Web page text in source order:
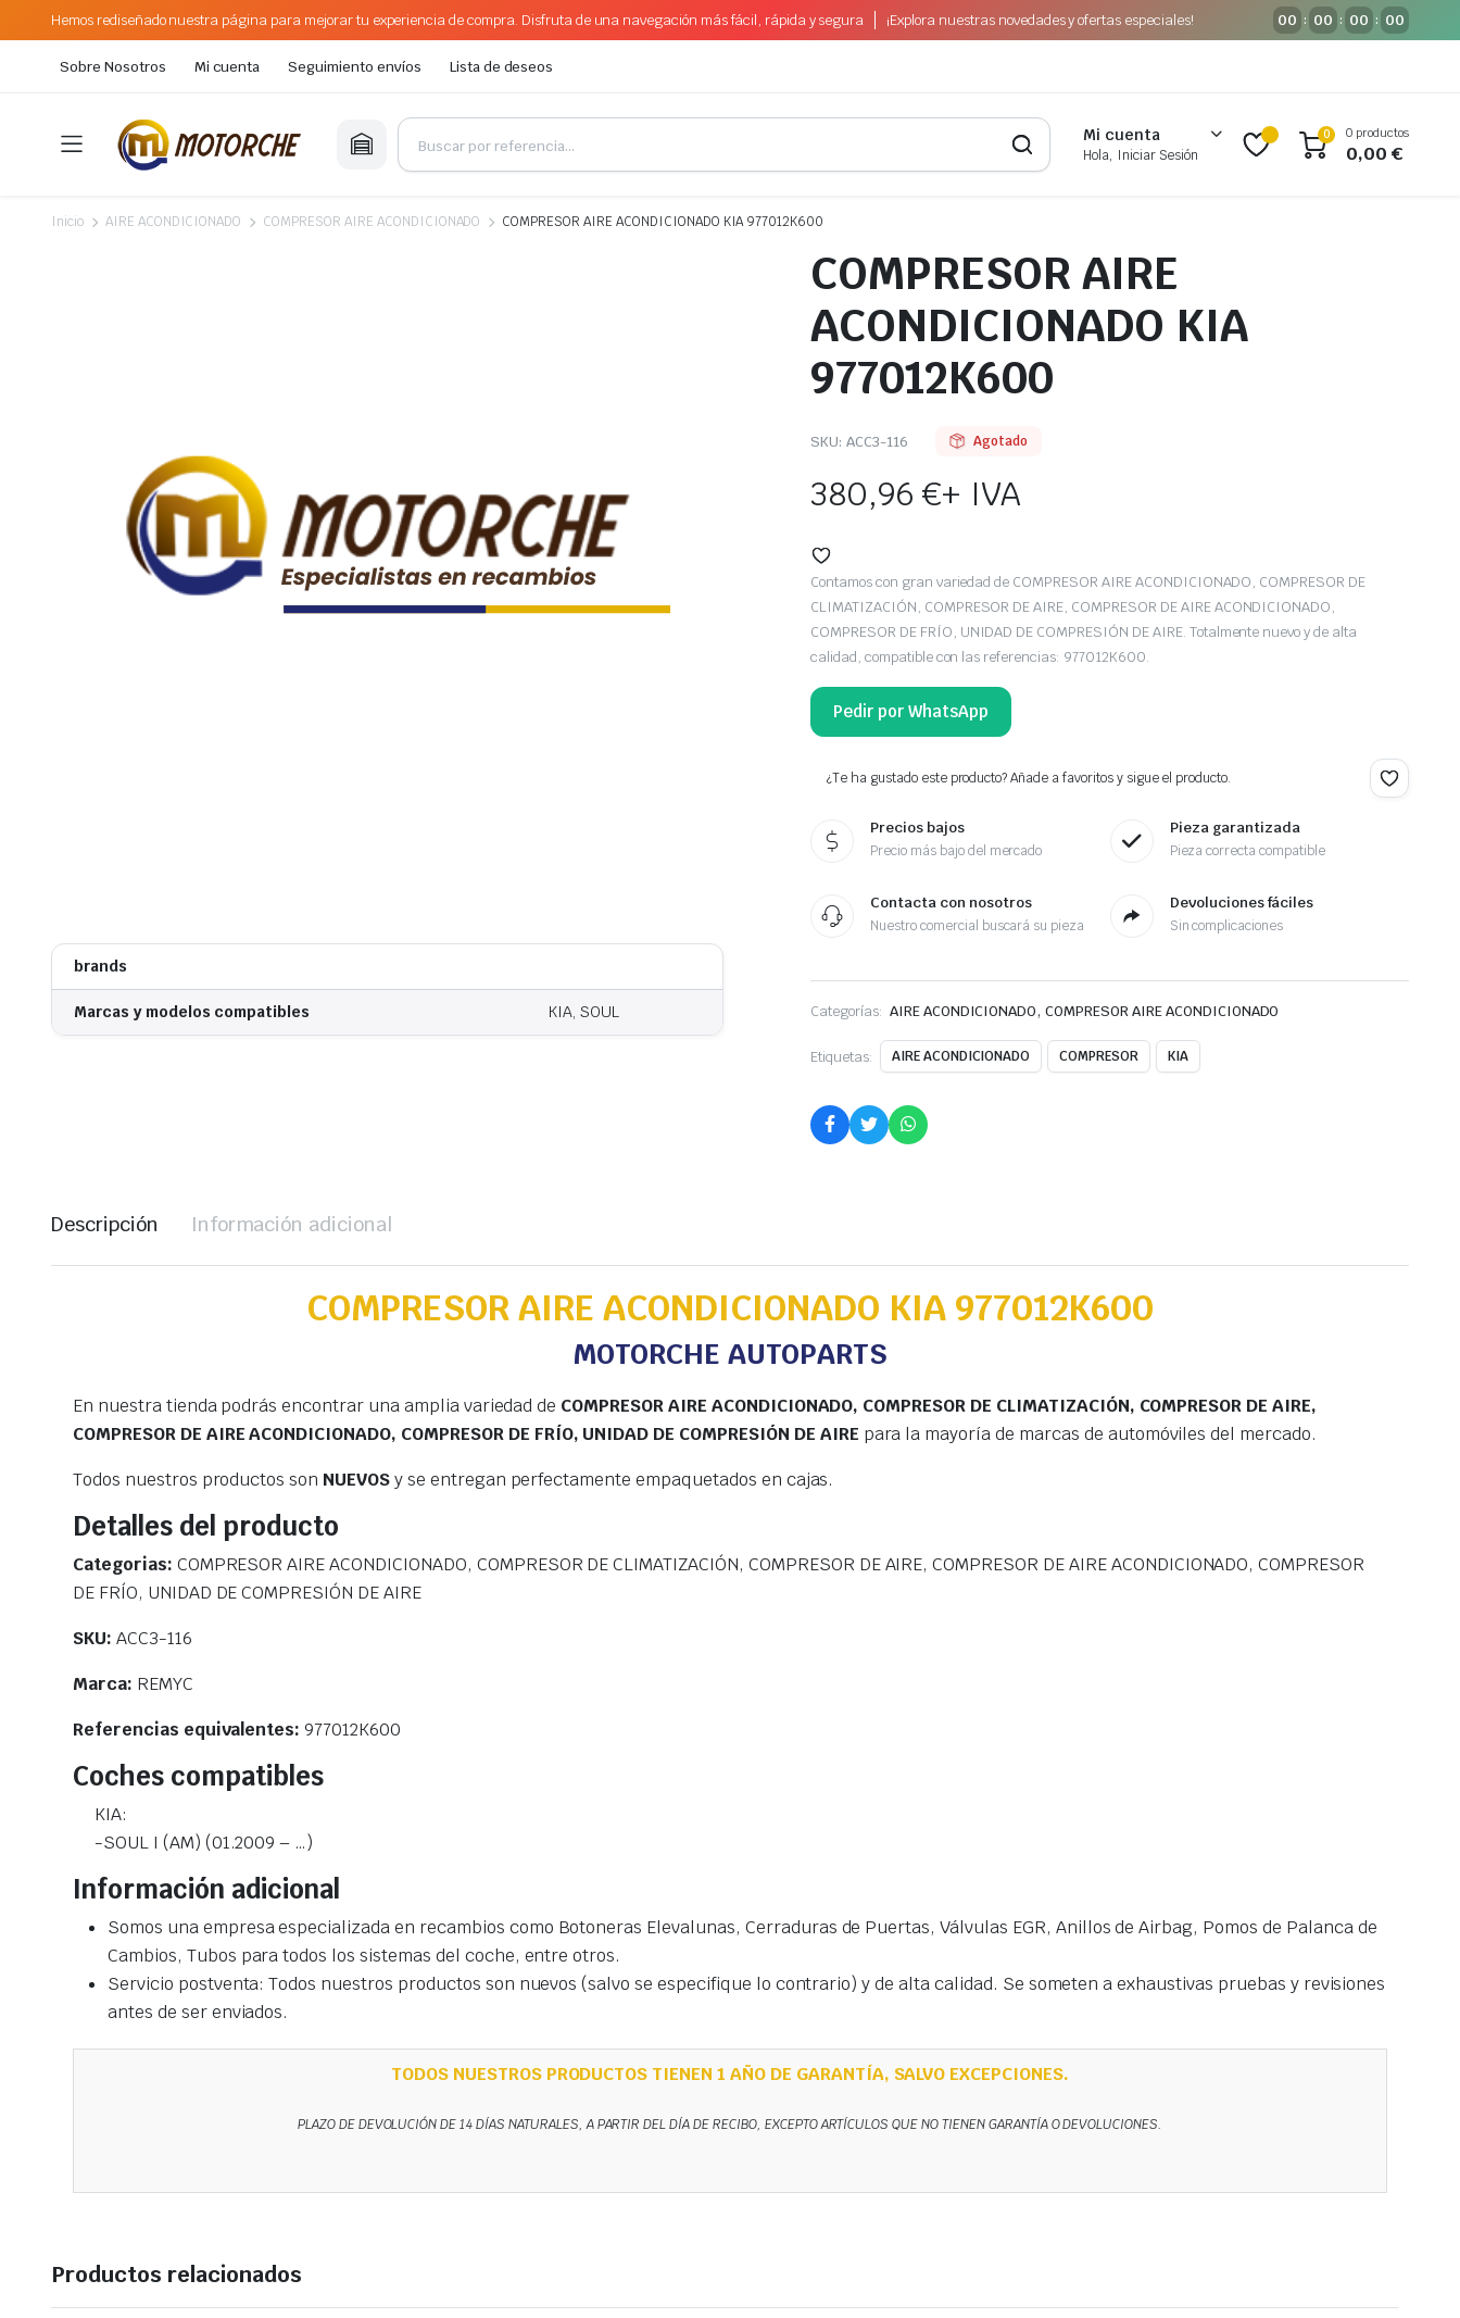
Hemos rediseñado nuestra página para mejorar tu experiencia de compra. Disfruta de una navegación más fácil, rápida y segura ¡Explora nuestras novedades y ofertas especiales! 00 : 00 : 00 : 00
Sobre Nosotros Mi cuenta Seguimiento envíos Lista de deseos
Mi cuenta
Hola, Iniciar Sesión
0 0 productos
0,00€
Inicio AIRE ACONDICIONADO COMPRESOR AIRE ACONDICIONADO COMPRESOR AIRE ACONDICIONADO KIA 977012K600
brands
Marcas y modelos compatibles KIA, SOUL
COMPRESOR AIRE
ACONDICIONADO KIA
977012K600
SKU: ACC3-116 Agotado
380,96€+ IVA
Contamos con gran variedad de COMPRESOR AIRE ACONDICIONADO, COMPRESOR DE
CLIMATIZACIÓN, COMPRESOR DE AIRE, COMPRESOR DE AIRE ACONDICIONADO,
COMPRESOR DE FRÍO, UNIDAD DE COMPRESIÓN DE AIRE. Totalmente nuevo y de alta
calidad, compatible con las referencias: 977012K600.
Pedir por WhatsApp
¿Te ha gustado este producto? Añade a favoritos y sigue el producto.
Precios bajos
Precio más bajo del mercado
Pieza garantizada
Pieza correcta compatible
Contacta con nosotros
Nuestro comercial buscará su pieza
Devoluciones fáciles
Sin complicaciones
Categorías: AIRE ACONDICIONADO, COMPRESOR AIRE ACONDICIONADO
Etiquetas: AIRE ACONDICIONADO COMPRESOR KIA
Descripción Información adicional
COMPRESOR AIRE ACONDICIONADO KIA 977012K600
MOTORCHE AUTOPARTS
En nuestra tienda podrás encontrar una amplia variedad de COMPRESOR AIRE ACONDICIONADO, COMPRESOR DE CLIMATIZACIÓN, COMPRESOR DE AIRE,
COMPRESOR DE AIRE ACONDICIONADO, COMPRESOR DE FRÍO, UNIDAD DE COMPRESIÓN DE AIRE para la mayoría de marcas de automóviles del mercado.
Todos nuestros productos son NUEVOSy se entregan perfectamente empaquetados en cajas.
Detalles del producto
Categorias: COMPRESOR AIRE ACONDICIONADO, COMPRESOR DE CLIMATIZACIÓN, COMPRESOR DE AIRE, COMPRESOR DE AIRE ACONDICIONADO, COMPRESOR
DE FRÍO, UNIDAD DE COMPRESIÓN DE AIRE
SKU: ACC3-116
Marca: REMYC
Referencias equivalentes:977012K600
Coches compatibles
KIA:
-SOUL I (AM) (01.2009 – …)
Información adicional
Somos una empresa especializada en recambios como Botoneras Elevalunas, Cerraduras de Puertas, Válvulas EGR, Anillos de Airbag, Pomos de Palanca de
Cambios, Tubos para todos los sistemas del coche, entre otros.
Servicio postventa: Todos nuestros productos son nuevos (salvo se especifique lo contrario) y de alta calidad. Se someten a exhaustivas pruebas y revisiones
antes de ser enviados.
TODOS NUESTROS PRODUCTOS TIENEN 1 AÑO DE GARANTÍA, SALVO EXCEPCIONES.
PLAZO DE DEVOLUCIÓN DE 14 DÍAS NATURALES, A PARTIR DEL DÍA DE RECIBO, EXCEPTO ARTÍCULOS QUE NO TIENEN GARANTÍA O DEVOLUCIONES.
Productos relacionados